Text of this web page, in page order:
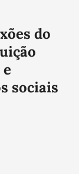
do
sociais